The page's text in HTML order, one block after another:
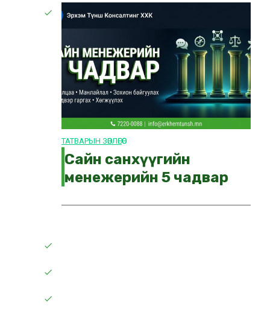
ТАТВАРЫН ЗӨВЛӨГӨӨ
Сайн санхүүгийн
менежерийн 5 чадвар